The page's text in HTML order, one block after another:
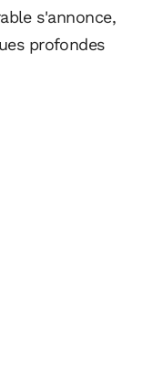
s'annonce,
profondes